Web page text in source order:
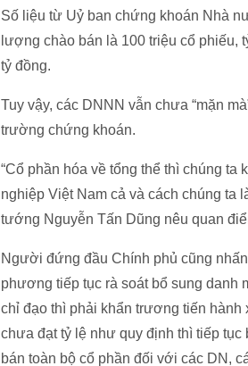
Số liệu từ Uỷ ban chứng khoán Nhà
lượng chào bán là 100 triệu cổ
tỷ đồng.
Tuy vậy, các DNNN vẫn chưa “mặn
trường chứng khoán.
“Cổ phần hóa về tổng thể thì chúng
nghiệp Việt Nam cả và cách chúng ta
tướng Nguyễn Tấn Dũng nêu quan
Người đứng đầu Chính phủ cũng
phương tiếp tục rà soát bổ sung danh
chỉ đạo thì phải khẩn trương tiến
chưa đạt tỷ lệ như quy định thì tiếp
bán toàn bộ cổ phần đối với các DN,